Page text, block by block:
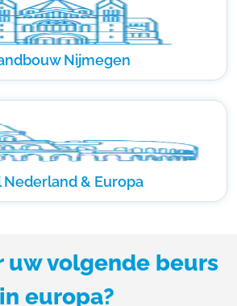
Nijmegen
Nederland & Europa
uw volgende beurs
in europa?